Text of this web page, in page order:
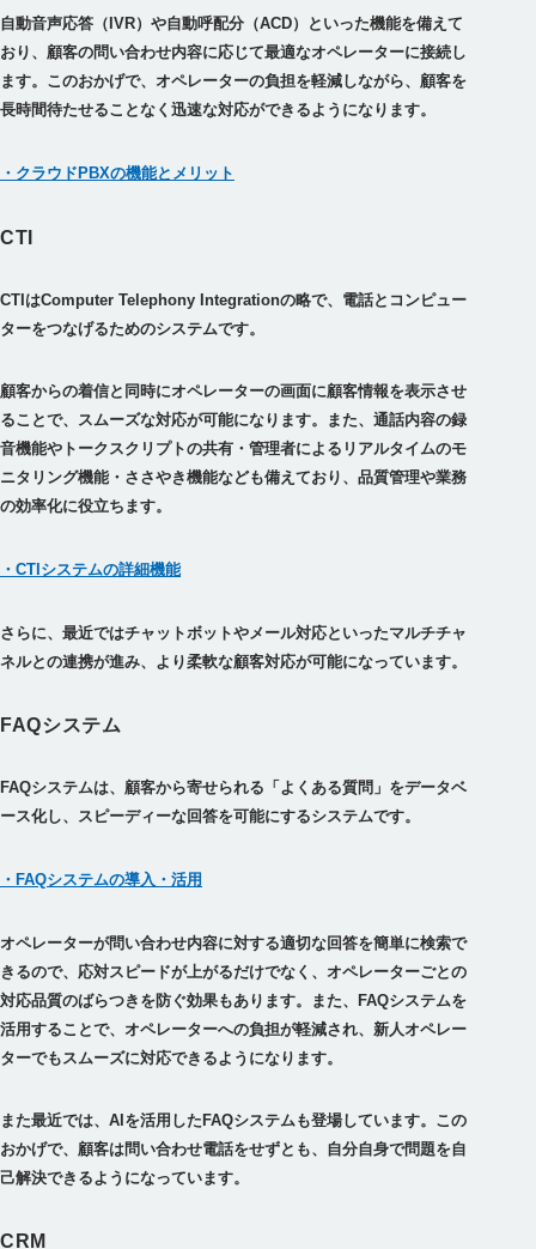
自動音声応答（IVR）や自動呼配分（ACD）といった機能を備えて
おり、顧客の問い合わせ内容に応じて最適なオペレーターに接続し
ます。このおかげで、オペレーターの負担を軽減しながら、顧客を
長時間待たせることなく迅速な対応ができるようになります。
・クラウドPBXの機能とメリット
CTI
CTIはComputer Telephony Integrationの略で、電話とコンピュー
ターをつなげるためのシステムです。
顧客からの着信と同時にオペレーターの画面に顧客情報を表示させ
ることで、スムーズな対応が可能になります。また、通話内容の録
音機能やトークスクリプトの共有・管理者によるリアルタイムのモ
ニタリング機能・ささやき機能なども備えており、品質管理や業務
の効率化に役立ちます。
・CTIシステムの詳細機能
さらに、最近ではチャットボットやメール対応といったマルチチャ
ネルとの連携が進み、より柔軟な顧客対応が可能になっています。
FAQシステム
FAQシステムは、顧客から寄せられる「よくある質問」をデータベ
・FAQシステムの導入・活用
オペレーターが問い合わせ内容に対する適切な回答を簡単に検索で
きるので、応対スピードが上がるだけでなく、オペレーターごとの
対応品質のばらつきを防ぐ効果もあります。また、FAQシステムを
活用することで、オペレーターへの負担が軽減され、新人オペレー
ターでもスムーズに対応できるようになります。
また最近では、AIを活用したFAQシステムも登場しています。この
おかげで、顧客は問い合わせ電話をせずとも、自分自身で問題を自
己解決できるようになっています。
CRM